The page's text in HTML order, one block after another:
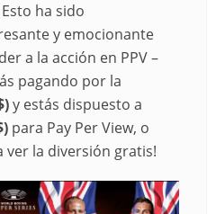
ha sido
y emocionante
a la acción en PPV –
pagando por la
y estás dispuesto a
para Pay Per View, o
ver la diversión gratis!